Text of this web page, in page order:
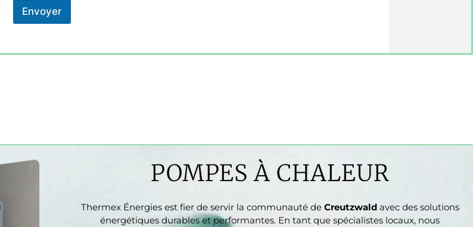
Envoyer
POMPES À CHALEUR
Thermex Énergies est fier de servir la communauté de Creutzwaldavec des solutions
énergétiques durables et performantes. En tant que spécialistes locaux, nous